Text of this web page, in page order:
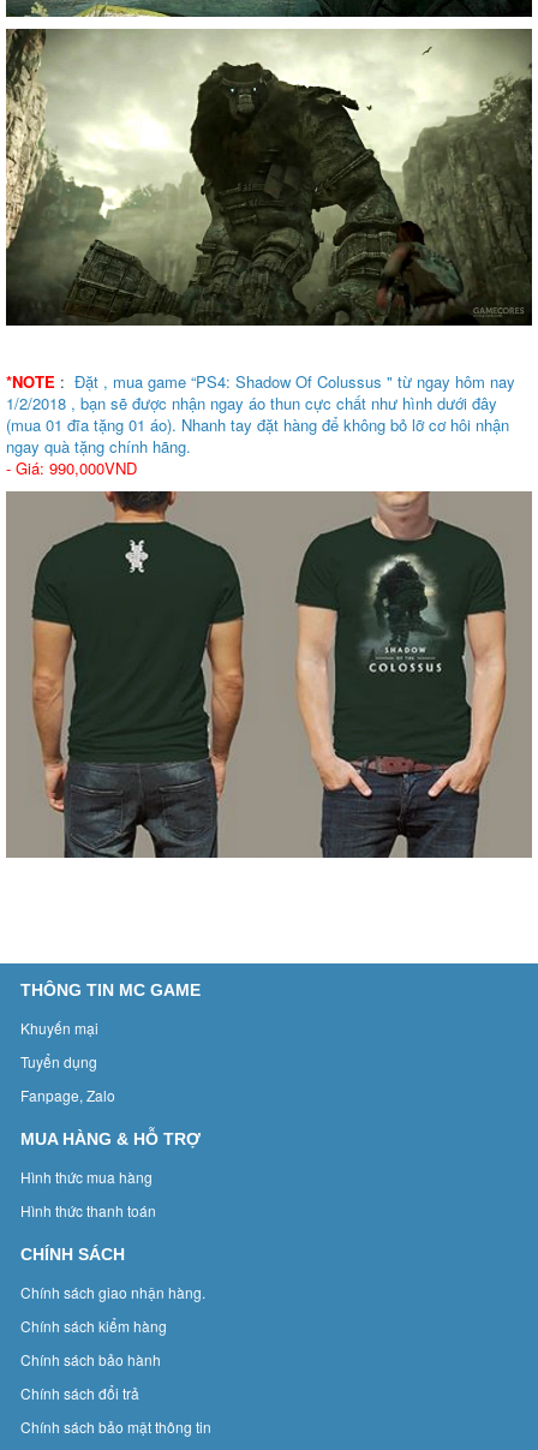
*NOTE : Đặt , mua game “PS4: Shadow Of Colussus " từ ngay hôm nay
1/2/2018 , bạn sẽ được nhận ngay áo thun cực chất như hình dưới đây
(mua 01 đĩa tặng 01 áo). Nhanh tay đặt hàng để không bỏ lỡ cơ hôi nhận
ngay quà tặng chính hãng.
- Giá: 990,000VND
THÔNG TIN MC GAME
Khuyến mại
Tuyển dụng
Fanpage, Zalo
MUA HÀNG & HỖ TRỢ
Hình thức mua hàng
Hình thức thanh toán
CHÍNH SÁCH
Chính sách giao nhận hàng.
Chính sách kiểm hàng
Chính sách bảo hành
Chính sách đổi trả
Chính sách bảo mật thông tin